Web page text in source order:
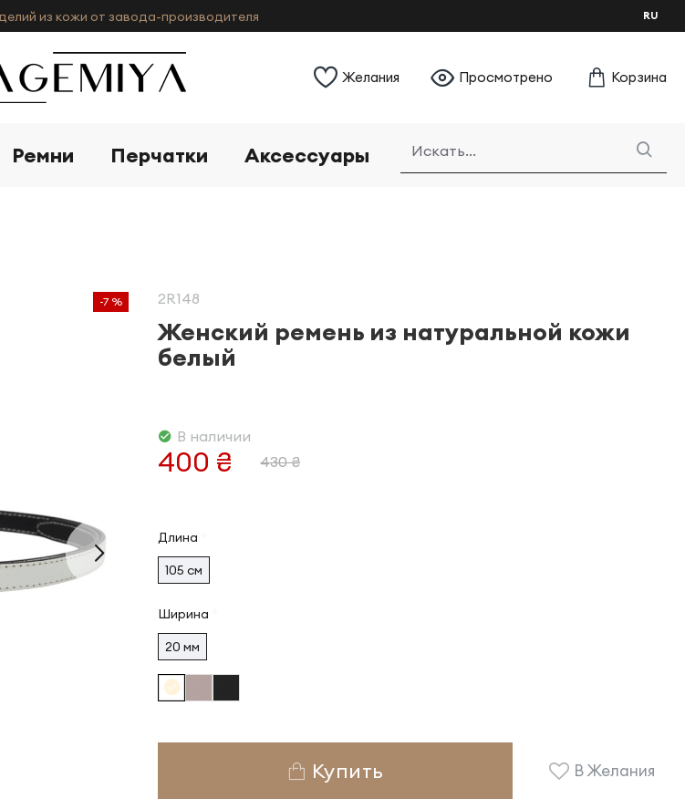
из кожи от завода-производителя RU
Желания Просмотрено Корзина
Ремни Перчатки Аксессуары
-7 % 2R148
Женский ремень из натуральной кожи
белый
400 ₴ 430 ₴
В наличии
Длина
105 см
Ширина
20 мм
Купить В Желания